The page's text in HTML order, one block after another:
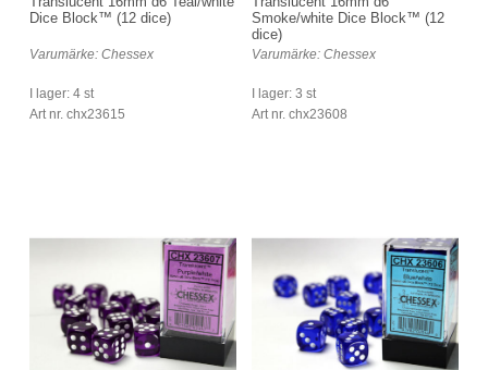
Dice Block™ (12 dice)
Varumärke: Chessex
I lager: 4 st
Art nr. chx23615
Smoke/white Dice Block™ (12
dice)
Varumärke: Chessex
I lager: 3 st
Art nr. chx23608